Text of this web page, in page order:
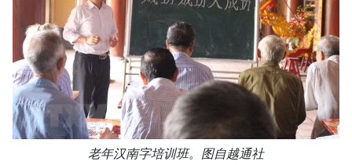
老年汉南字培训班。图自越通社